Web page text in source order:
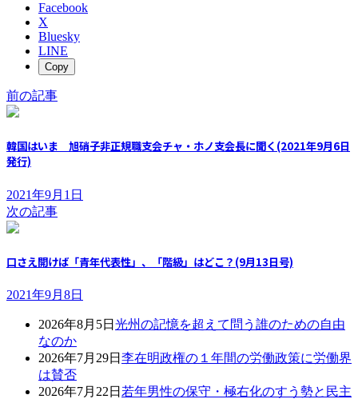
Facebook
X
Bluesky
LINE
Copy
前の記事
韓国はいま 旭硝子非正規職支会チャ・ホノ支会長に聞く(2021年9月6日
発行)
2021年9月1日
次の記事
口さえ開けば「青年代表性」、「階級」はどこ？(9月13日号)
2021年9月8日
2026年8月5日 光州の記憶を超えて問う誰のための自由
なのか
2026年7月29日 李在明政権の１年間の労働政策に労働界
は賛否
2026年7月22日 若年男性の保守・極右化のすう勢と民主